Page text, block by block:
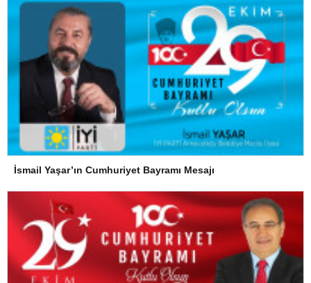
İsmail Yaşar’ın Cumhuriyet Bayramı Mesajı